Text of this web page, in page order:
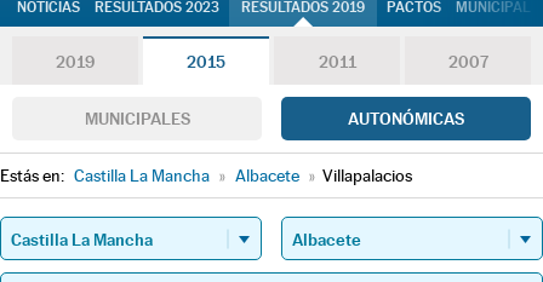
NOTICIAS RESULTADOS 2023 RESULTADOS 2019 PACTOS
2019 2015 2011 2007
MUNICIPALES AUTONÓMICAS
Estás en: Castilla La Mancha » Albacete » Villapalacios